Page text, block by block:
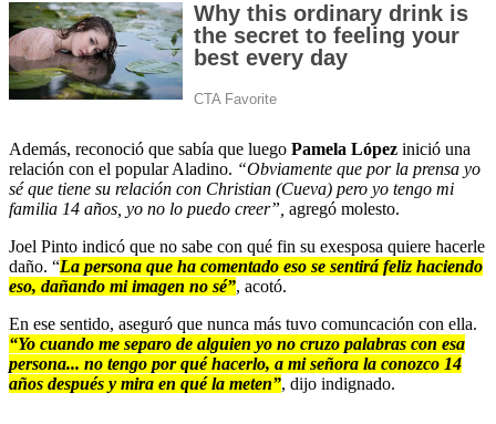
Además, reconoció que sabía que luego Pamela López inició una
relación con el popular Aladino. “Obviamente que por la prensa yo
sé que tiene su relación con Christian (Cueva) pero yo tengo mi
familia 14 años, yo no lo puedo creer”, agregó molesto.
Joel Pinto indicó que no sabe con qué fin su exesposa quiere hacerle
daño. “La persona que ha comentado eso se sentirá feliz haciendo
eso, dañando mi imagen no sé”, acotó.
En ese sentido, aseguró que nunca más tuvo comuncación con ella.
“Yo cuando me separo de alguien yo no cruzo palabras con esa
persona... no tengo por qué hacerlo, a mi señora la conozco 14
años después y mira en qué la meten”, dijo indignado.